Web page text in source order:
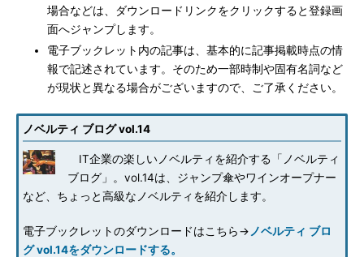
場合などは、ダウンロードリンクをクリックすると登録画
面へジャンプします。
電子ブックレット内の記事は、基本的に記事掲載時点の情
報で記述されています。そのため一部時制や固有名詞など
が現状と異なる場合がございますので、ご了承ください。
ノベルティ ブログ vol.14
IT企業の楽しいノベルティを紹介する「ノベルティ
ブログ」。vol.14は、ジャンプ傘やワインオープナー
など、ちょっと高級なノベルティを紹介します。
電子ブックレットのダウンロードはこちら→ ノベルティ ブロ
グ vol.14をダウンロードする。